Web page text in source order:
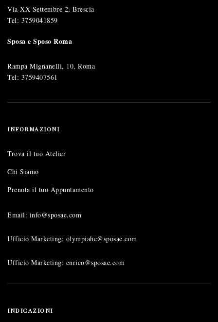
Via XX Settembre 2, Brescia
Tel: 3759041859
Sposa e Sposo Roma
Rampa Mignanelli, 10, Roma
Tel: 3759407561
INFORMAZIONI
Trova il tuo Atelier
Chi Siamo
Prenota il tuo Appuntamento
Email: info@sposae.com
Ufficio Marketing: olympiahc@sposae.com
Ufficio Marketing: enrico@sposae.com
INDICAZIONI